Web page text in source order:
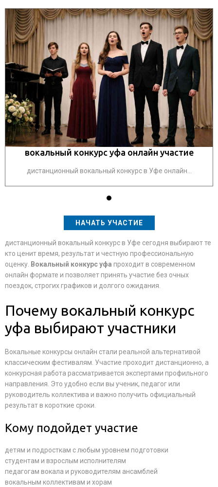
вокальный конкурс уфа онлайн участие
дистанционный вокальный конкурс в Уфе онлайн...
НАЧАТЬ УЧАСТИЕ
дистанционный вокальный конкурс в Уфе сегодня выбирают те
кто ценит время, результат и честную профессиональную
оценку. Вокальный конкурс уфа проходит в современном
онлайн формате и позволяет принять участие без очных
поездок, строгих графиков и долгого ожидания.
Почему вокальный конкурс
уфа выбирают участники
Вокальные конкурсы онлайн стали реальной альтернативой
классическим фестивалям. Участие проходит дистанционно, а
конкурсная работа рассматривается экспертами профильного
направления. Это удобно если вы ученик, педагог или
руководитель коллектива и важно получить официальный
результат в короткие сроки.
Кому подойдет участие
детям и подросткам с любым уровнем подготовки
студентам и взрослым исполнителям
педагогам вокала и руководителям ансамблей
вокальным коллективам и хорам